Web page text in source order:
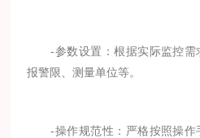
-参数设置：根据实际监控需
报警限、测量单位等。
-操作规范性：严格按照操作